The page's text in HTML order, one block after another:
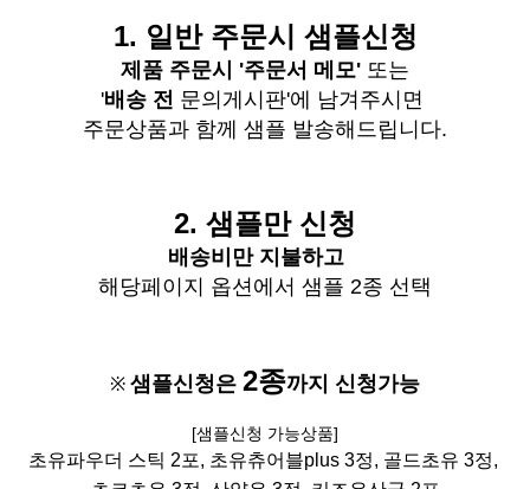
1. 일반 주문시 샘플신청
제품 주문시 '주문서 메모' 또는
'배송 전 문의게시판'에 남겨주시면
주문상품과 함께 샘플 발송해드립니다.
2. 샘플만 신청
배송비 만 지불하고
해당페이지 옵션에서 샘플 2종 선택
※ 샘플신청은 2종까지 신청가능
[샘플신청 가능상품]
초유파우더 스틱 2포, 초유츄어블plus 3정, 골드초유 3정,